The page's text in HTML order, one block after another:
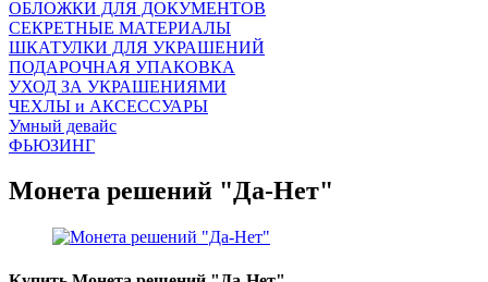
ОБЛОЖКИ ДЛЯ ДОКУМЕНТОВ
СЕКРЕТНЫЕ МАТЕРИАЛЫ
ШКАТУЛКИ ДЛЯ УКРАШЕНИЙ
ПОДАРОЧНАЯ УПАКОВКА
УХОД ЗА УКРАШЕНИЯМИ
ЧEХЛЫ и АКСЕССУАРЫ
Умный девайс
ФЬЮЗИНГ
Монета решений "Да-Нет"